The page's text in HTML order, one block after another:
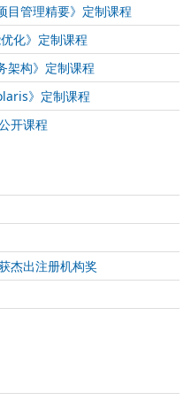
目管理精要》定制课程
化》定制课程
架构》定制课程
》定制课程
开课程
杰出注册机构奖